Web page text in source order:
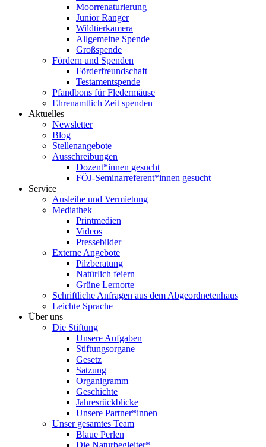
Moorrenaturierung
Junior Ranger
Wildtierkamera
Allgemeine Spende
Großspende
Fördern und Spenden
Förderfreundschaft
Testamentspende
Pfandbons für Fledermäuse
Ehrenamtlich Zeit spenden
Aktuelles
Newsletter
Blog
Stellenangebote
Ausschreibungen
Dozent*innen gesucht
FÖJ-Seminarreferent*innen gesucht
Service
Ausleihe und Vermietung
Mediathek
Printmedien
Videos
Pressebilder
Externe Angebote
Pilzberatung
Natürlich feiern
Grüne Lernorte
Schriftliche Anfragen aus dem Abgeordnetenhaus
Leichte Sprache
Über uns
Die Stiftung
Unsere Aufgaben
Stiftungsorgane
Gesetz
Satzung
Organigramm
Geschichte
Jahresrückblicke
Unsere Partner*innen
Unser gesamtes Team
Blaue Perlen
Die Naturbegleiter*